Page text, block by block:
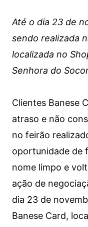
Até o dia 23 de
sendo realizada
localizada no
Senhora do
Clientes Banese
atraso e não
no feirão
oportunidade de
nome limpo e
ação de
dia 23 de
Banese Card,